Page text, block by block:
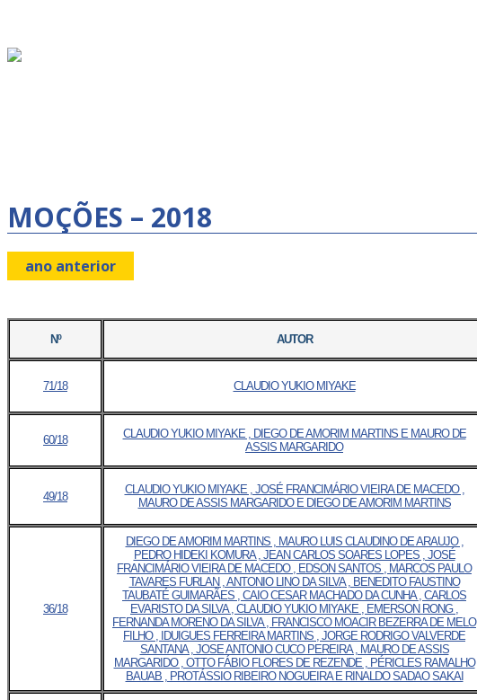
MOÇÕES – 2018
ano anterior
Nº AUTOR
71/18 CLAUDIO YUKIO MIYAKE
60/18
CLAUDIO YUKIO MIYAKE , DIEGO DE AMORIM MARTINS E MAURO DE
ASSIS MARGARIDO
49/18
CLAUDIO YUKIO MIYAKE , JOSÉ FRANCIMÁRIO VIEIRA DE MACEDO ,
MAURO DE ASSIS MARGARIDO E DIEGO DE AMORIM MARTINS
36/18
DIEGO DE AMORIM MARTINS , MAURO LUIS CLAUDINO DE ARAUJO ,
PEDRO HIDEKI KOMURA , JEAN CARLOS SOARES LOPES , JOSÉ
FRANCIMÁRIO VIEIRA DE MACEDO , EDSON SANTOS , MARCOS PAULO
TAVARES FURLAN , ANTONIO LINO DA SILVA , BENEDITO FAUSTINO
TAUBATÉ GUIMARÃES , CAIO CESAR MACHADO DA CUNHA , CARLOS
EVARISTO DA SILVA , CLAUDIO YUKIO MIYAKE , EMERSON RONG ,
FERNANDA MORENO DA SILVA , FRANCISCO MOACIR BEZERRA DE MELO
FILHO , IDUIGUES FERREIRA MARTINS , JORGE RODRIGO VALVERDE
SANTANA , JOSE ANTONIO CUCO PEREIRA , MAURO DE ASSIS
MARGARIDO , OTTO FÁBIO FLORES DE REZENDE , PÉRICLES RAMALHO
BAUAB , PROTÁSSIO RIBEIRO NOGUEIRA E RINALDO SADAO SAKAI